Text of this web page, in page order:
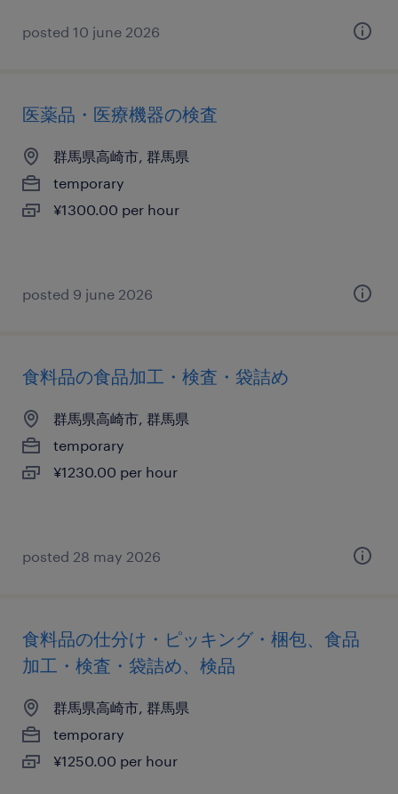
posted 10 june 2026
医薬品・医療機器の検査
群馬県高崎市, 群馬県
temporary
¥1300.00 per hour
posted 9 june 2026
食料品の食品加工・検査・袋詰め
群馬県高崎市, 群馬県
temporary
¥1230.00 per hour
posted 28 may 2026
食料品の仕分け・ピッキング・梱包、食品
加工・検査・袋詰め、検品
群馬県高崎市, 群馬県
temporary
¥1250.00 per hour